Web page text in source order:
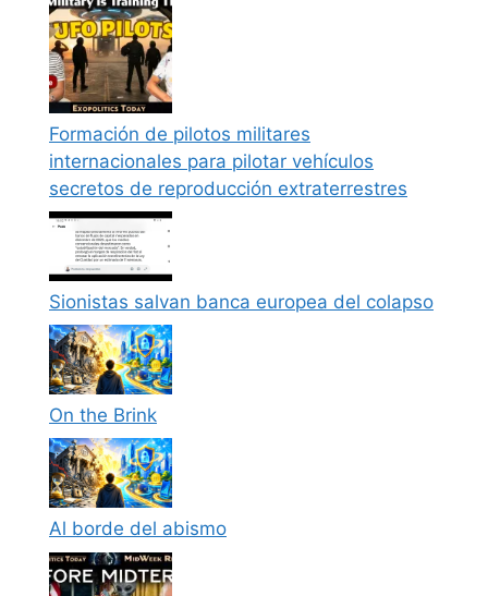
Formación de pilotos militares
internacionales para pilotar vehículos
secretos de reproducción extraterrestres
Sionistas salvan banca europea del colapso
On the Brink
Al borde del abismo